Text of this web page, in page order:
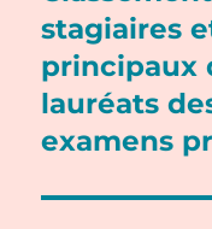
suivante :
stagiaires
principaux
lauréats
examens